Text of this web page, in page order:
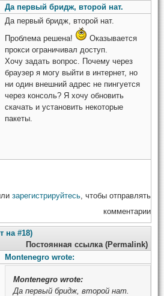
Да первый бридж, второй нат.
Да первый бридж, второй нат.
Проблема решена!
Оказывается
прокси ограничивал доступ.
Хочу задать вопрос. Почему через
браузер я могу выйти в интернет, но
ни один внешний адрес не пингуется
через консоль? Я хочу обновить
скачать и установить некоторые
пакеты.
зарегистрируйтесь , чтобы отправлять
комментарии
на #18)
Постоянная ссылка (Permalink)
Montenegro wrote:
Montenegro wrote:
Да первый бридж, второй нат.